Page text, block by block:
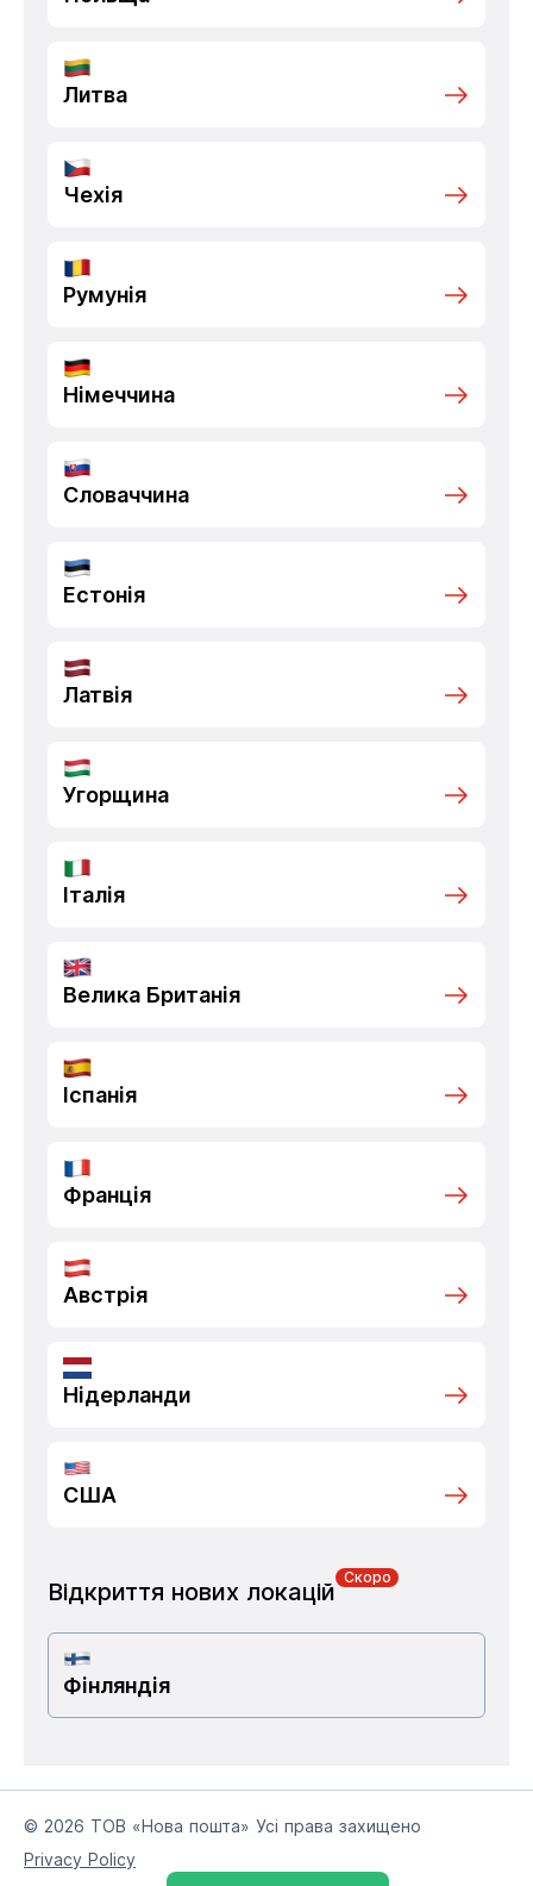
Литва
Чехія
Румунія
Німеччина
Словаччина
Естонія
Латвія
Угорщина
Італія
Велика Британія
Іспанія
Франція
Австрія
Нідерланди
США
Відкриття нових локацій
Скоро
Фінляндія
© 2026 ТОВ «Нова пошта» Усі права захищено
Privacy Policy